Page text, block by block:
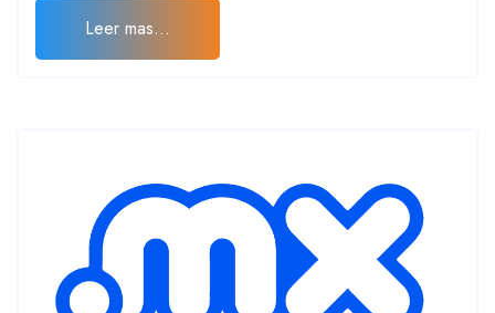
Leer mas...